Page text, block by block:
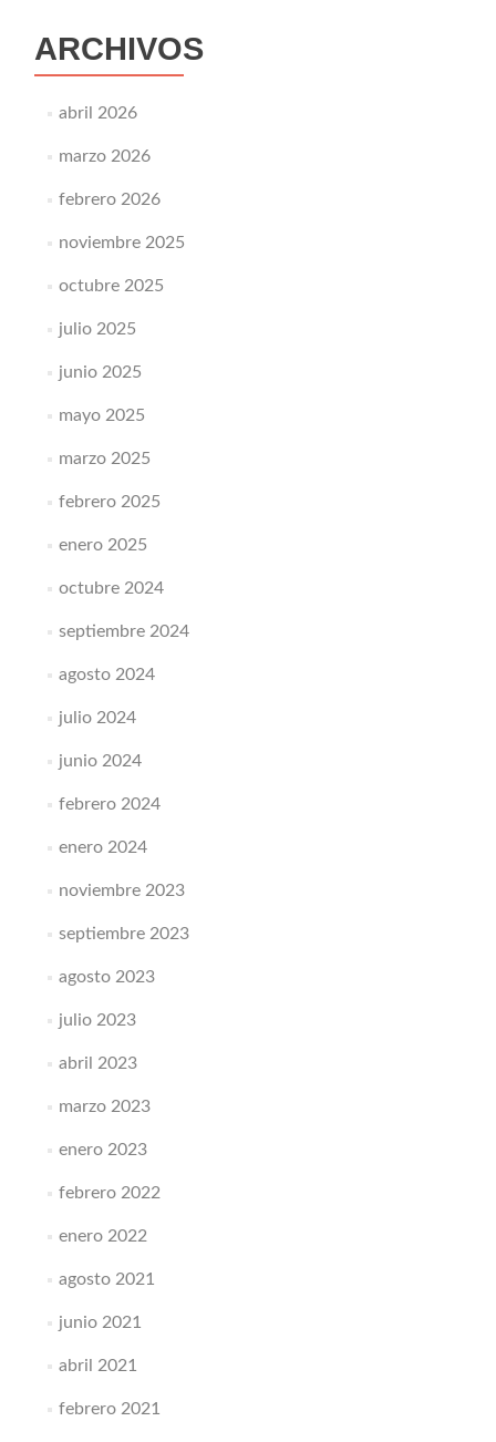
ARCHIVOS
abril 2026
marzo 2026
febrero 2026
noviembre 2025
octubre 2025
julio 2025
junio 2025
mayo 2025
marzo 2025
febrero 2025
enero 2025
octubre 2024
septiembre 2024
agosto 2024
julio 2024
junio 2024
febrero 2024
enero 2024
noviembre 2023
septiembre 2023
agosto 2023
julio 2023
abril 2023
marzo 2023
enero 2023
febrero 2022
enero 2022
agosto 2021
junio 2021
abril 2021
febrero 2021